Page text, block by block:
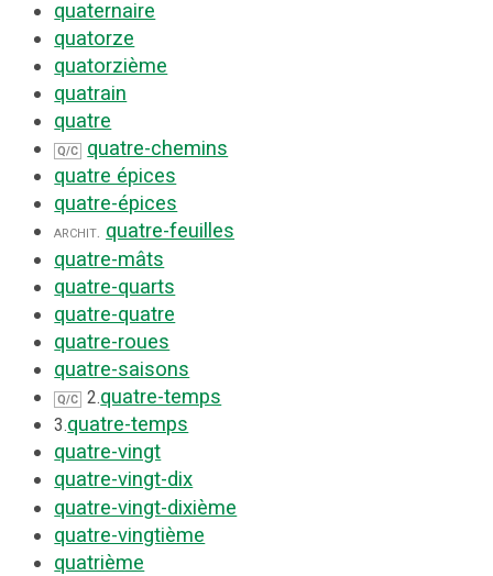
quaternaire
quatorze
quatorzième
quatrain
quatre
Q/C
quatre-chemins
quatre épices
quatre-épices
archit. quatre-feuilles
quatre-mâts
quatre-quarts
quatre-quatre
quatre-roues
quatre-saisons
Q/C 2.quatre-temps
3.quatre-temps
quatre-vingt
quatre-vingt-dix
quatre-vingt-dixième
quatre-vingtième
quatrième